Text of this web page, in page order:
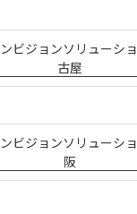
ビジョンソリューシ
古屋
ビジョンソリューシ
阪